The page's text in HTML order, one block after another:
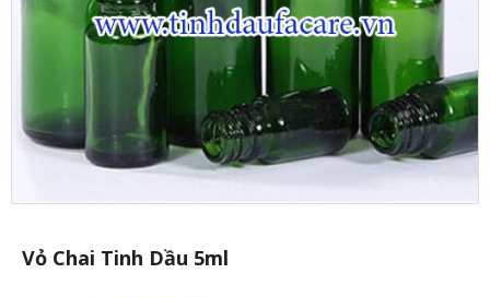
Vỏ Chai Tinh Dầu 5ml